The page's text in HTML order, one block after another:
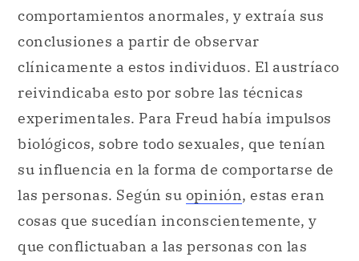
comportamientos anormales, y extraía sus
conclusiones a partir de observar
clínicamente a estos individuos. El austríaco
reivindicaba esto por sobre las técnicas
experimentales. Para Freud había impulsos
biológicos, sobre todo sexuales, que tenían
su influencia en la forma de comportarse de
las personas. Según su opinión, estas eran
cosas que sucedían inconscientemente, y
que conflictuaban a las personas con las